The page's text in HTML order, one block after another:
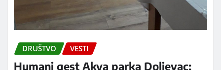
DRUŠTVO VESTI
Humani gest Akva parka Doljevac: